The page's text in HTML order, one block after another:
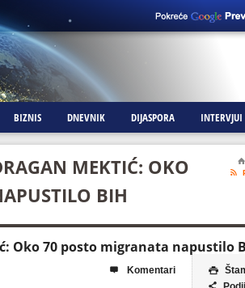
BIZNIS DNEVNIK DIJASPORA INTERVJUI
MEKTIĆ: OKO
BIH
⌂

Oko 70 posto migranata napustilo

 Komentari